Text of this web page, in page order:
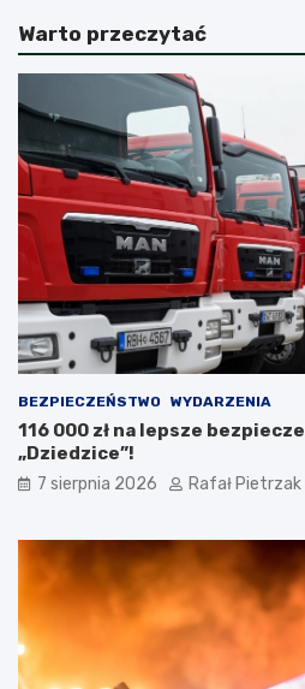
Warto przeczytać
BEZPIECZEŃSTWO WYDARZENIA
116 000 zł na lepsze
„Dziedzice”!
7 sierpnia 2026 Rafał Pietrzak